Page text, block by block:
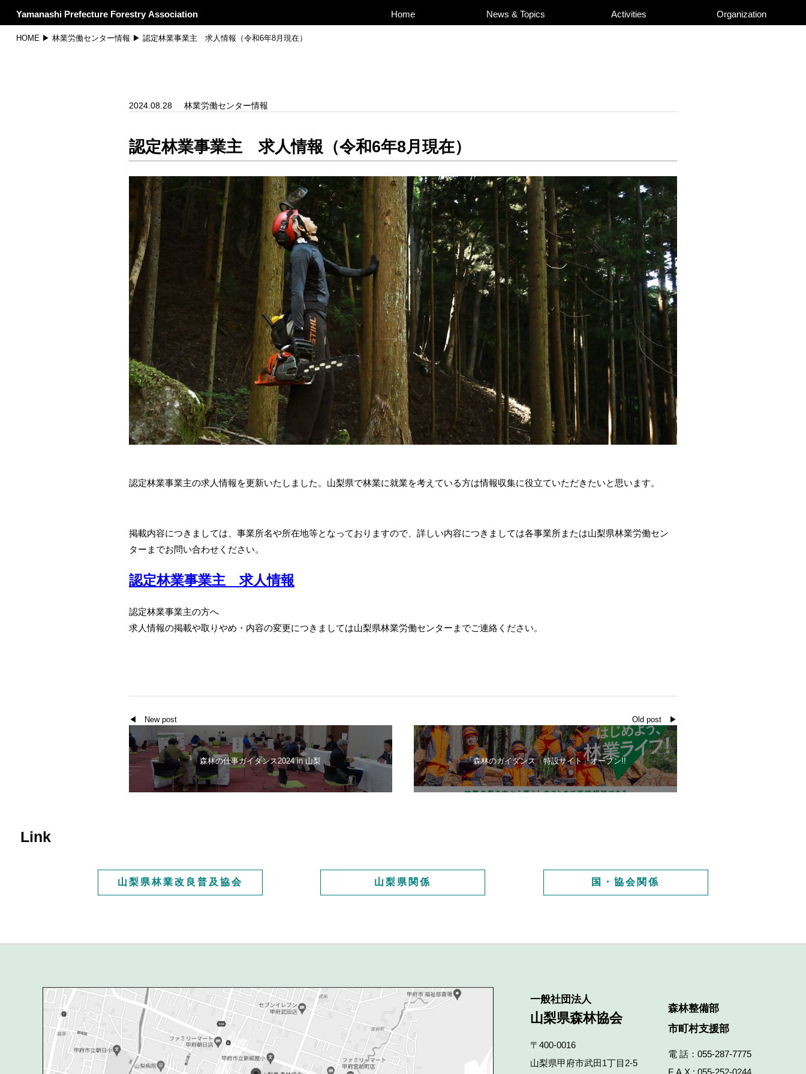
Yamanashi Prefecture Forestry Association Home News & Topics Activities Organization
HOME▶ 林業労働センター情報 ▶ 認定林業事業主 求人情報（令和6年8月現在）
2024.08.28 林業労働センター情報
認定林業事業主 求人情報（令和6年8月現在）
認定林業事業主の求人情報を更新いたしました。山梨県で林業に就業を考えている方は情報収集に役立ていただきたいと思います。
掲載内容につきましては、事業所名や所在地等となっておりますので、詳しい内容につきましては各事業所または山梨県林業労働セン
ターまでお問い合わせください。
認定林業事業主 求人情報
認定林業事業主の方へ
求人情報の掲載や取りやめ・内容の変更につきましては山梨県林業労働センターまでご連絡ください。
◀ New post
森林の仕事ガイダンス2024 in 山梨
Old post ▶
「森林のガイダンス 特設サイト」オープン!!
Link
山梨県林業改良普及協会 山梨県関係 国・協会関係
一般社団法人
山梨県森林協会
〒400-0016
山梨県甲府市武田1丁目2‐5
森林整備部
市町村支援部
電 話： 055-287-7775